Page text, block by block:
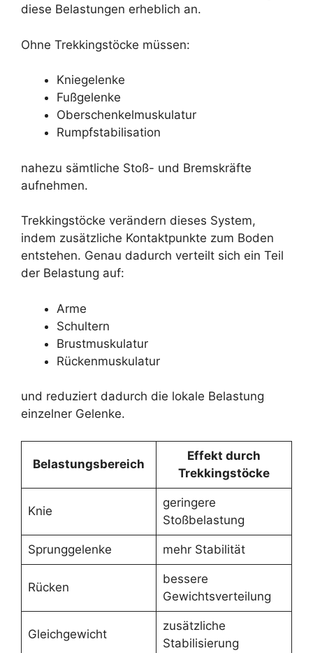
diese Belastungen erheblich an.
Ohne Trekkingstöcke müssen:
Kniegelenke
Fußgelenke
Oberschenkelmuskulatur
Rumpfstabilisation
nahezu sämtliche Stoß- und Bremskräfte
aufnehmen.
Trekkingstöcke verändern dieses System,
indem zusätzliche Kontaktpunkte zum Boden
entstehen. Genau dadurch verteilt sich ein Teil
der Belastung auf:
Arme
Schultern
Brustmuskulatur
Rückenmuskulatur
und reduziert dadurch die lokale Belastung
einzelner Gelenke.
Belastungsbereich
Effekt durch
Trekkingstöcke
Knie
geringere
Stoßbelastung
Sprunggelenke mehr Stabilität
Rücken
bessere
Gewichtsverteilung
Gleichgewicht
zusätzliche
Stabilisierung